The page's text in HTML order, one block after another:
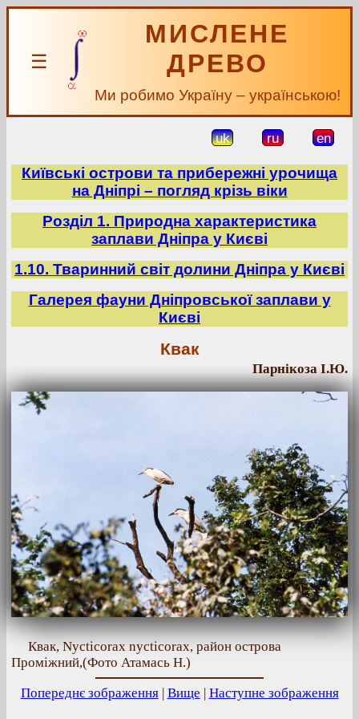
☰
МИСЛЕНЕ
ДРЕВО
Ми робимо Україну – українською!
uk ru en
Київські острови та прибережні урочища
на Дніпрі – погляд крізь віки
Розділ 1. Природна характеристика
заплави Дніпра у Києві
1.10. Тваринний світ долини Дніпра у Києві
Галерея фауни Дніпровської заплави у
Києві
Квак
Парнікоза І.Ю.
Квак, Nycticorax nycticorax, район острова
Проміжний,(Фото Атамась Н.)
Попереднє зображення| Вище | Наступне зображення